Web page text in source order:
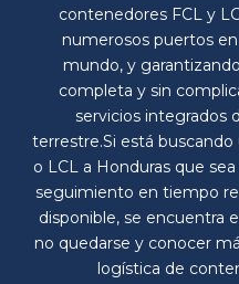
contenedores FCL y
numerosos puertos
mundo, y
completa y sin
servicios integrados
terrestre.Si está
o LCL a Honduras que
seguimiento en tiempo
disponible, se encuentra
no quedarse y conocer
logística de